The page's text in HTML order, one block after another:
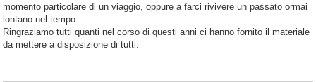
momento particolare di un viaggio, oppure a farci rivivere un passato ormai
lontano nel tempo.
Ringraziamo tutti quanti nel corso di questi anni ci hanno fornito il materiale
da mettere a disposizione di tutti.